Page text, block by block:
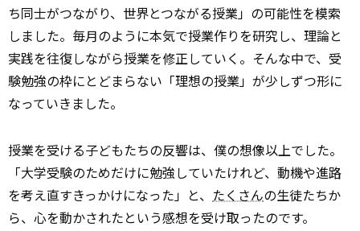
ち同士がつながり、世界とつながる授業」の可能性を模索
しました。毎月のように本気で授業作りを研究し、理論と
実践を往復しながら授業を修正していく。そんな中で、受
験勉強の枠にとどまらない「理想の授業」が少しずつ形に
なっていきました。
授業を受ける子どもたちの反響は、僕の想像以上でした。
「大学受験のためだけに勉強していたけれど、動機や進路
を考え直すきっかけになった」と、 たくさんの生徒たちか
ら、心を動かされたという感想を受け取ったのです。